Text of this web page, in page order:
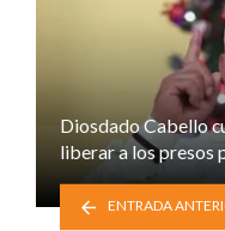
Diosdado Cabello
liberar a los presos
ENTRADA